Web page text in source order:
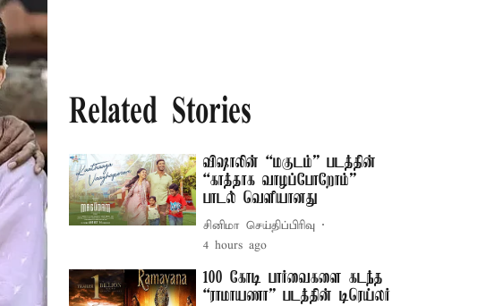
Related Stories
விஷாலின் “மகுடம்” படத்தின்
“காத்தாக வாழப்போறோம்”
பாடல் வெளியானது
சினிமா செய்திப்பிரிவு
4 hours ago
100 கோடி பார்வைகளை கடந்த
“ராமாயணா” படத்தின் டிரெய்லர்